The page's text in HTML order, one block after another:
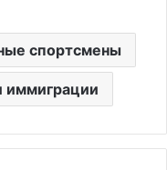
спортсмены
иммиграции